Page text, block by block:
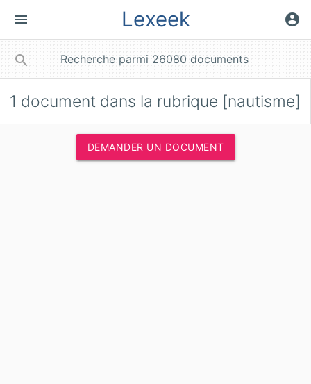
menu Lexeek account_circle
search
1 document dans la rubrique [nautisme]
DEMANDER UN DOCUMENT